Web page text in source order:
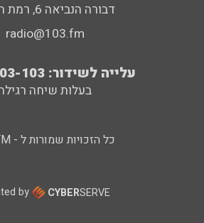
דבורה הנביאה 6, רמת השרון
radio@103.fm
עלייה לשידור: 0552-103-103
בעלות שיחה
כל הזכויות שמורות ל - 103FM
by CYBERSERVE